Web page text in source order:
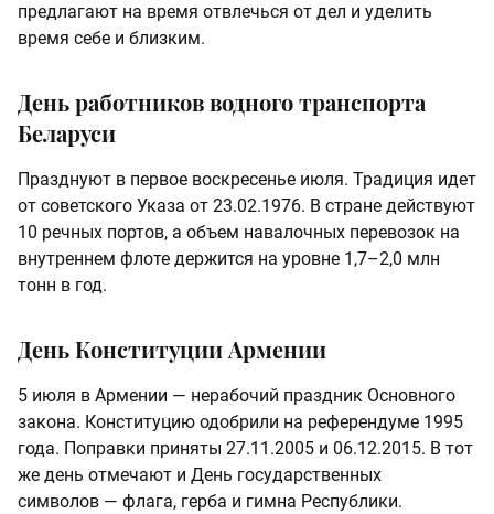
предлагают на время отвлечься от дел и уделить
время себе и близким.
День работников водного транспорта
Беларуси
Празднуют в первое воскресенье июля. Традиция идет
от советского Указа от 23.02.1976. В стране действуют
10 речных портов, а объем навалочных перевозок на
внутреннем флоте держится на уровне 1,7–2,0 млн
тонн в год.
День Конституции Армении
5 июля в Армении — нерабочий праздник Основного
закона. Конституцию одобрили на референдуме 1995
года. Поправки приняты 27.11.2005 и 06.12.2015. В тот
же день отмечают и День государственных
символов — флага, герба и гимна Республики.